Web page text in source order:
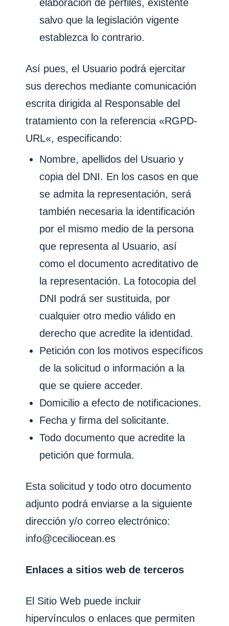
elaboración de perfiles, existente
salvo que la legislación vigente
establezca lo contrario.
Así pues, el Usuario podrá ejercitar
sus derechos mediante comunicación
escrita dirigida al Responsable del
tratamiento con la referencia «RGPD-
URL«, especificando:
Nombre, apellidos del Usuario y
copia del DNI. En los casos en que
se admita la representación, será
también necesaria la identificación
por el mismo medio de la persona
que representa al Usuario, así
como el documento acreditativo de
la representación. La fotocopia del
DNI podrá ser sustituida, por
cualquier otro medio válido en
derecho que acredite la identidad.
Petición con los motivos específicos
de la solicitud o información a la
que se quiere acceder.
Domicilio a efecto de notificaciones.
Fecha y firma del solicitante.
Todo documento que acredite la
petición que formula.
Esta solicitud y todo otro documento
adjunto podrá enviarse a la siguiente
dirección y/o correo electrónico:
info@ceciliocean.es
Enlaces a sitios web de terceros
El Sitio Web puede incluir
hipervínculos o enlaces que permiten